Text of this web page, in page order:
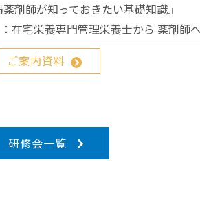
剤師が知っておきたい基礎知識』
宅栄養専門管理栄養士から 薬剤師へ
ご案内資料
研修会一覧